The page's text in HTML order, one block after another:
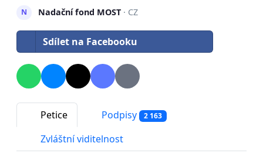
N Nadační fond MOST· CZ
Sdílet na Facebooku
Petice Podpisy 2 163
Zvláštní viditelnost